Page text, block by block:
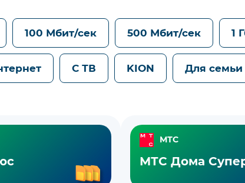
100 Мбит/сек 500 Мбит/сек 1
С ТВ KION Для семьи
МТС
МТС Дома